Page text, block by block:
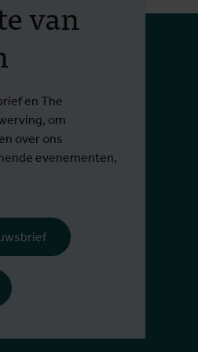
Meld
van
en The
om
over ons
evenementen,